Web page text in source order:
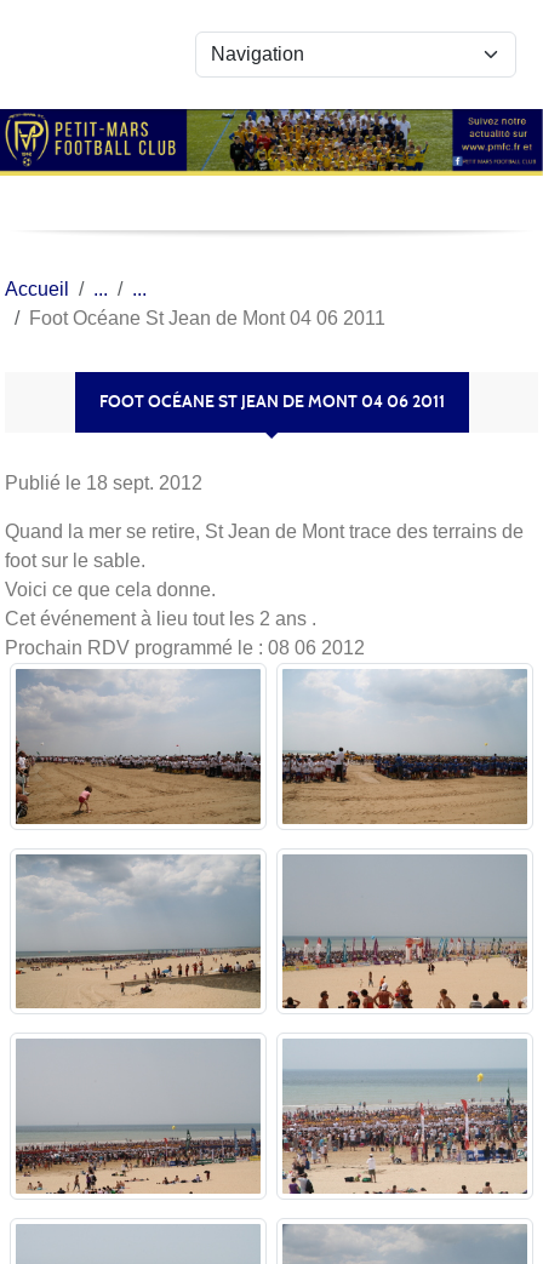
Accueil
Foot Océane St Jean de Mont 04 06 2011
FOOT OCÉANE ST JEAN DE MONT 04 06 2011
Publié le 18 sept. 2012
Quand la mer se retire, St Jean de Mont trace des terrains de
foot sur le sable.
Voici ce que cela donne.
Cet événement à lieu tout les 2 ans .
Prochain RDV programmé le : 08 06 2012